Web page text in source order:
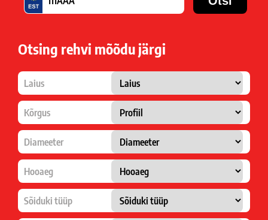
Otsing rehvi mõõdu järgi
Laius
Kõrgus
Diameeter
Hooaeg
Sõiduki tüüp